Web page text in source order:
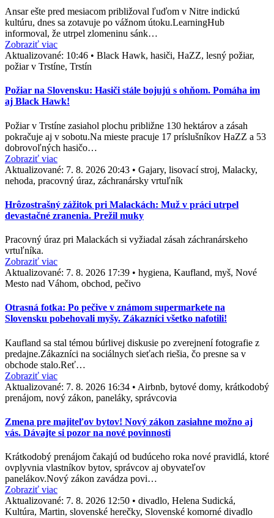
Ansar ešte pred mesiacom približoval ľuďom v Nitre indickú
kultúru, dnes sa zotavuje po vážnom útoku.LearningHub
informoval, že utrpel zlomeninu sánk…
Zobraziť viac
Aktualizované: 10:46 • Black Hawk, hasiči, HaZZ, lesný požiar,
požiar v Trstíne, Trstín
Požiar na Slovensku: Hasiči stále bojujú s ohňom. Pomáha im
aj Black Hawk!
Požiar v Trstíne zasiahol plochu približne 130 hektárov a zásah
pokračuje aj v sobotu.Na mieste pracuje 17 príslušníkov HaZZ a 53
dobrovoľných hasičo…
Zobraziť viac
Aktualizované: 7. 8. 2026 20:43 • Gajary, lisovací stroj, Malacky,
nehoda, pracovný úraz, záchranársky vrtuľník
Hrôzostrašný zážitok pri Malackách: Muž v práci utrpel
devastačné zranenia. Prežil muky
Pracovný úraz pri Malackách si vyžiadal zásah záchranárskeho
vrtuľníka.
Zobraziť viac
Aktualizované: 7. 8. 2026 17:39 • hygiena, Kaufland, myš, Nové
Mesto nad Váhom, obchod, pečivo
Otrasná fotka: Po pečive v známom supermarkete na
Slovensku pobehovali myšy. Zákazníci všetko nafotili!
Kaufland sa stal témou búrlivej diskusie po zverejnení fotografie z
predajne.Zákazníci na sociálnych sieťach riešia, čo presne sa v
obchode stalo.Reť…
Zobraziť viac
Aktualizované: 7. 8. 2026 16:34 • Airbnb, bytové domy, krátkodobý
prenájom, nový zákon, paneláky, správcovia
Zmena pre majiteľov bytov! Nový zákon zasiahne možno aj
vás. Dávajte si pozor na nové povinnosti
Krátkodobý prenájom čakajú od budúceho roka nové pravidlá, ktoré
ovplyvnia vlastníkov bytov, správcov aj obyvateľov
panelákov.Nový zákon zavádza povi…
Zobraziť viac
Aktualizované: 7. 8. 2026 12:50 • divadlo, Helena Sudická,
Kultúra, Martin, slovenské herečky, Slovenské komorné divadlo